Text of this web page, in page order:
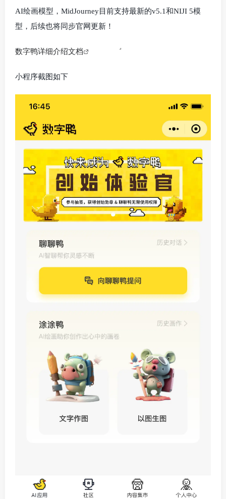
AI绘画模型，MidJourney目前支持最新的v5.1和NIJI 5模
型，后续也将同步官网更新！
数字鸭详细介绍文档
小程序截图如下